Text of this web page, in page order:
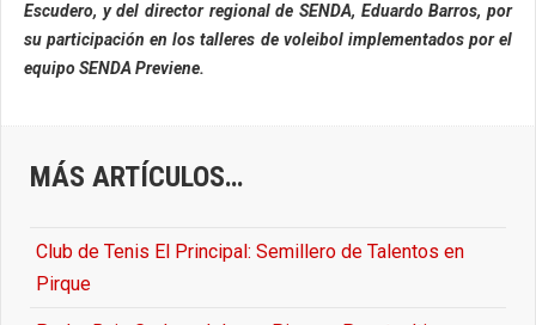
Escudero, y del director regional de SENDA, Eduardo Barros, por
su participación en los talleres de voleibol implementados por el
equipo SENDA Previene.
MÁS ARTÍCULOS…
Club de Tenis El Principal: Semillero de Talentos en
Pirque